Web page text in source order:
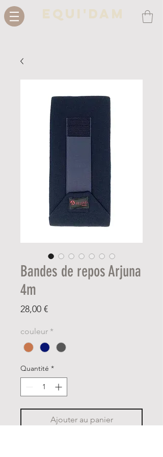
Equi'Dam
Bandes de repos Arjuna
4m
28,00 €Prix
couleur *
Quantité *
Ajouter au panier